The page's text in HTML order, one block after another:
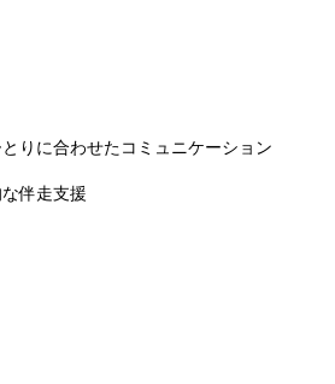
りに合わせたコミュニケーション
伴走支援